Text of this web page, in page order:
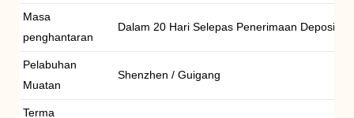
Masa
penghantaran
Dalam 20 Hari Selepas Penerimaan Deposit
Pelabuhan
Muatan
Shenzhen / Guigang
Terma